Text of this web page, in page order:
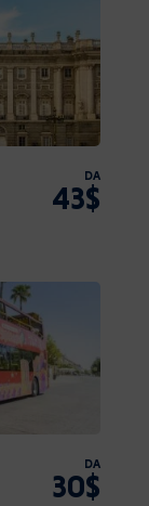
DA
43$
DA
30$